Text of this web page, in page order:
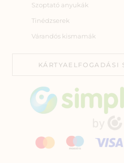
Szoptató anyukák
Tinédzserek
Várandós kismamák
KÁRTYAELFOGADÁSI